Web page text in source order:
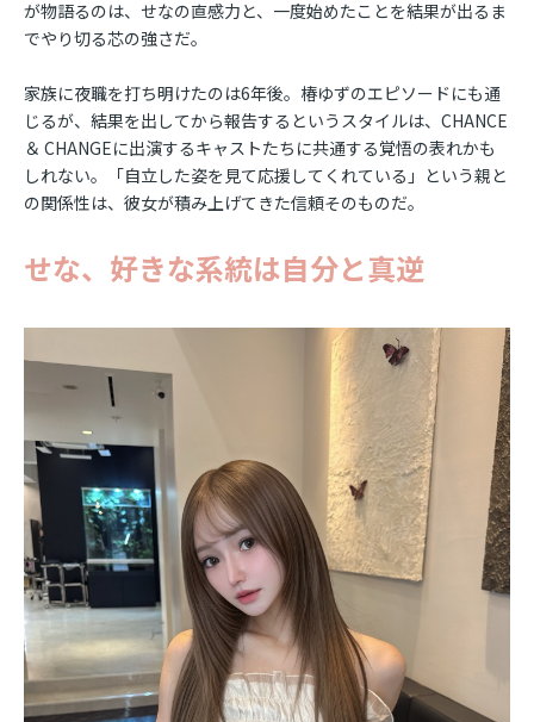
が物語るのは、せなの直感力と、一度始めたことを結果が出るま
でやり切る芯の強さだ。
家族に夜職を打ち明けたのは6年後。椿ゆずのエピソードにも通
じるが、結果を出してから報告するというスタイルは、CHANCE
＆ CHANGEに出演するキャストたちに共通する覚悟の表れかも
しれない。「自立した姿を見て応援してくれている」という親と
の関係性は、彼女が積み上げてきた信頼そのものだ。
せな、好きな系統は自分と真逆